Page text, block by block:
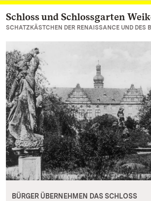
Zum Hauptinhalt springen
Schloss und Schlossgarten
SCHATZKÄSTCHEN DER RENAISSANCE UND DES
BÜRGER ÜBERNEHMEN DAS SCHLOSS